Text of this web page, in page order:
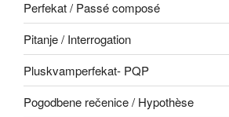
Perfekat / Passé composé
Pitanje / Interrogation
Pluskvamperfekat- PQP
Pogodbene rečenice / Hypothèse